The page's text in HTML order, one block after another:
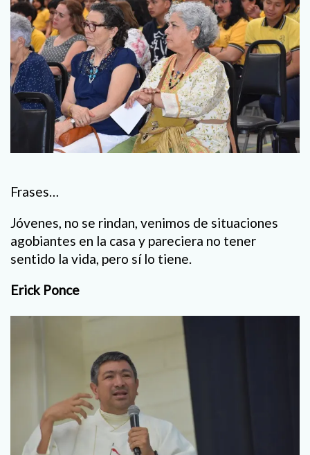
Frases…
Jóvenes, no se rindan, venimos de situaciones
agobiantes en la casa y pareciera no tener
sentido la vida, pero sí lo tiene.
Erick Ponce